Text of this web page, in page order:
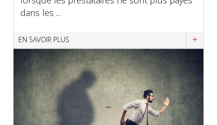
dans les ...
EN SAVOIR PLUS